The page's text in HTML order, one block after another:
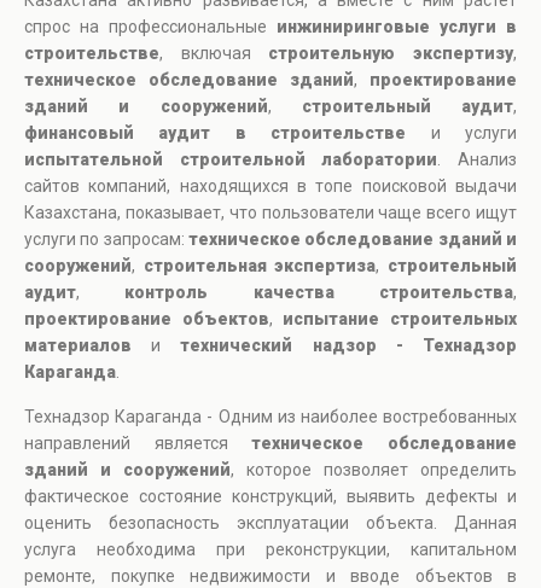
спрос на профессиональные инжиниринговые услуги в
строительстве, включая строительную экспертизу,
техническое обследование зданий, проектирование
зданий и сооружений, строительный аудит,
финансовый аудит в строительстве и услуги
испытательной строительной лаборатории . Анализ
сайтов компаний, находящихся в топе поисковой выдачи
Казахстана, показывает, что пользователи чаще всего ищут
услуги по запросам: техническое обследование зданий и
сооружений, строительная экспертиза, строительный
аудит, контроль качества строительства,
проектирование объектов, испытание строительных
материалов итехнический надзор - Технадзор
Караганда
Технадзор Караганда - Одним из наиболее востребованных
направлений являетсятехническое обследование
зданий и сооружений, которое позволяет определить
фактическое состояние конструкций, выявить дефекты и
оценить безопасность эксплуатации объекта. Данная
услуга необходима при реконструкции, капитальном
ремонте, покупке недвижимости и вводе объектов в